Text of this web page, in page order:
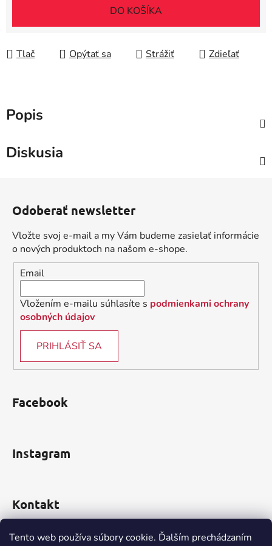
Tento web používa súbory cookie. Ďalším prechádzaním
DO KOŠÍKA
Tlač Opýtať sa Strážiť Zdieľať
Popis
Diskusia
Odoberať newsletter
Vložte svoj e-mail a my Vám budeme zasielať informácie
o nových produktoch na našom e-shope.
Email
Vložením e-mailu súhlasíte s podmienkami ochrany
osobných údajov
PRIHLÁSIŤ SA
Facebook
Instagram
Kontakt
obchod@incomp.sk